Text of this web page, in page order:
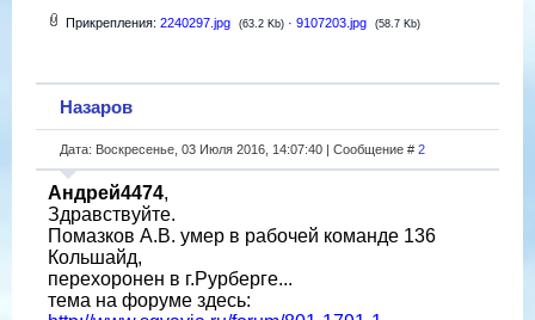
Прикрепления: 2240297.jpg (63.2 Kb) · 9107203.jpg (58.7 Kb)
Назаров
Дата: Воскресенье, 03 Июля 2016, 14:07:40 | Сообщение # 2
Андрей4474,
Здравствуйте.
Помазков А.В. умер в рабочей команде 136
Кольшайд,
перехоронен в г.Рурберге...
тема на форуме здесь: